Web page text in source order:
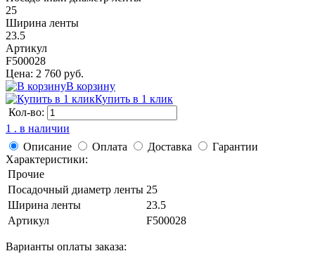
25
Ширина ленты
23.5
Артикул
F500028
Цена: 2 760 руб.
В корзину
Купить в 1 клик
Кол-во:
1 . в наличии
Описание
Оплата Доставка
Гарантии
Характеристики:
Прочие
Посадочный диаметр ленты 25
Ширина ленты
23.5
Артикул
F500028
Варианты оплаты заказа: